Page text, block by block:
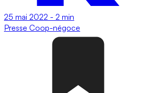
25 mai 2022 - 2 min
Presse Coop-négoce